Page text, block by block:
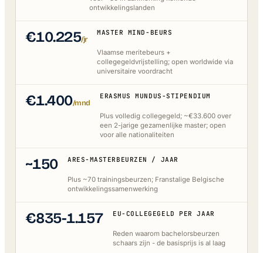
ontwikkelingslanden
€10.225/jr
MASTER MIND-BEURS
Vlaamse meritebeurs +
collegegeldvrijstelling; open worldwide via
universitaire voordracht
€1.400/mnd
ERASMUS MUNDUS-STIPENDIUM
Plus volledig collegegeld; ~€33.600 over
een 2-jarige gezamenlijke master; open
voor alle nationaliteiten
~150 ARES-MASTERBEURZEN / JAAR
Plus ~70 trainingsbeurzen; Franstalige Belgische
ontwikkelingssamenwerking
€835-1.157 EU-COLLEGEGELD PER JAAR
Reden waarom bachelorsbeurzen
schaars zijn - de basisprijs is al laag